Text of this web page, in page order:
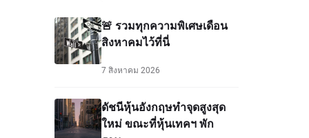
🚨 รวมทุกความพิเศษเดือน
สิงหาคมไว้ที่นี่
7 สิงหาคม 2026
ดัชนีหุ้นอังกฤษทำจุดสูงสุด
ใหม่ ขณะที่หุ้นเทคฯ พัก